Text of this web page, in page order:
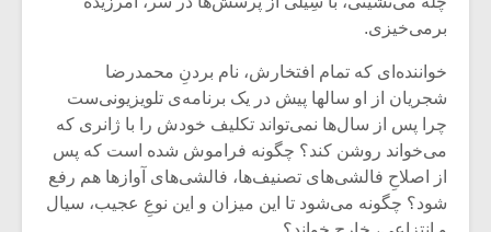
برمی‌خیزی.
خواننده‌ای که تمام افتخارش، نام بردنِ محمدرضا
شجریان از او سالها پیش در یک برنامه‌ی تلویزیونی‌ست
چرا پس از سال‌ها نمی‌تواند تکلیف خودش را با ژانری که
می‌خواند روشن کند؟ چگونه فراموش شده است که پس
از اصلاحِ فالشی‌های تصنیف‌ها، فالشی‌های آوازها هم رفع
شود؟ چگونه می‌شود تا این میزان و این نوعِ عجیب، سیال